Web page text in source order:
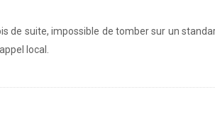
de suite, impossible de tomber sur un
local.